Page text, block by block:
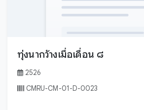
ทุ่งนากว้างเมื่อเดื่อน ๘
2526
CMRU-CM-01-D-0023